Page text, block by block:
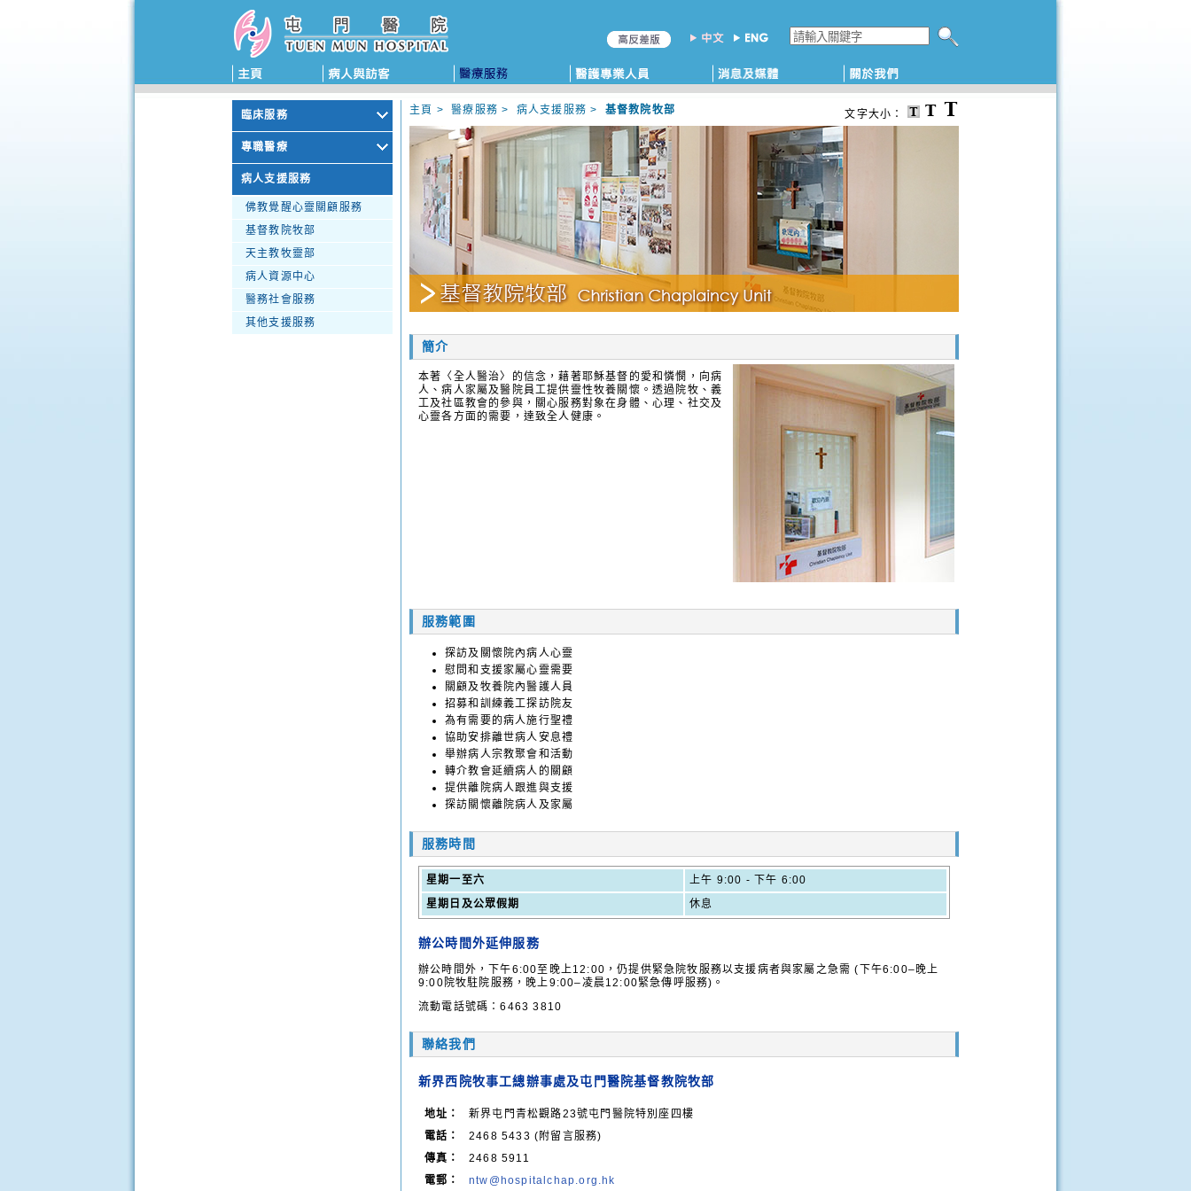
搜尋本網頁
臨床服務
專職醫療
病人支援服務
佛教覺醒心靈關顧服務
基督教院牧部
天主教牧靈部
病人資源中心
醫務社會服務
其他支援服務
主頁 >醫療服務 > 病人支援服務 > 基督教院牧部 文字大小：
簡介
本著〈全人醫治〉的信念，藉著耶穌基督的愛和憐憫，向病
人、病人家屬及醫院員工提供靈性牧養關懷。透過院牧、義
工及社區教會的參與，關心服務對象在身體、心理、社交及
心靈各方面的需要，達致全人健康。
服務範圍
探訪及關懷院內病人心靈
慰問和支援家屬心靈需要
關顧及牧養院內醫護人員
招募和訓練義工探訪院友
為有需要的病人施行聖禮
協助安排離世病人安息禮
舉辦病人宗教聚會和活動
轉介教會延續病人的關顧
提供離院病人跟進與支援
探訪關懷離院病人及家屬
服務時間
星期一至六
上午 9:00 - 下午 6:00
星期日及公眾假期
休息
辦公時間外延伸服務
辦公時間外，下午6:00至晚上12:00，仍提供緊急院牧服務以支援病者與家屬之急需 (下午6:00–晚上
9:00院牧駐院服務，晚上9:00–凌晨12:00緊急傳呼服務)。
流動電話號碼：6463 3810
聯絡我們
新界西院牧事工總辦事處及屯門醫院基督教院牧部
地址：
新界屯門青松觀路23號屯門醫院特別座四樓
電話：
2468 5433 (附留言服務)
傳真：
2468 5911
電郵：
ntw@hospitalchap.org.hk